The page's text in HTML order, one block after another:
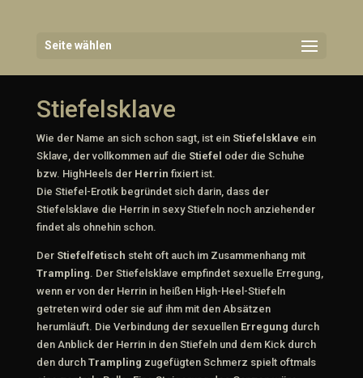
Seite wählen
Stiefelsklave
Wie der Name an sich schon sagt, ist ein Stiefelsklave ein
Sklave, der vollkommen auf die Stiefel oder die Schuhe
bzw. HighHeels der Herrin fixiert ist.
Die Stiefel-Erotik begründet sich darin, dass der
Stiefelsklave die Herrin in sexy Stiefeln noch anziehender
findet als ohnehin schon.
Der Stiefelfetisch steht oft auch im Zusammenhang mit
Trampling. Der Stiefelsklave empfindet sexuelle Erregung,
wenn er von der Herrin in heißen High-Heel-Stiefeln
getreten wird oder sie auf ihm mit den Absätzen
herumläuft. Die Verbindung der sexuellen Erregung durch
den Anblick der Herrin in den Stiefeln und dem Kick durch
den durch Trampling zugefügten Schmerz spielt oftmals